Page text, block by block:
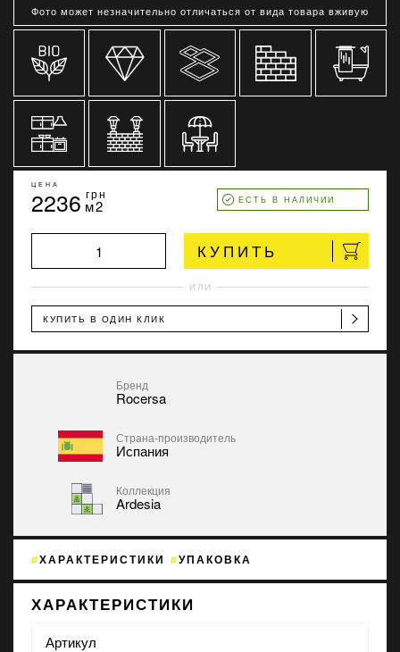
Фото может незначительно отличаться от вида товара вживую
ЦЕНА
2236 грн
м2 ЕСТЬ В НАЛИЧИИ
КУПИТЬ
ИЛИ
КУПИТЬ В ОДИН КЛИК
Бренд
Rocersa
Страна-производитель
Испания
Коллекция
Ardesia
ХАРАКТЕРИСТИКИ УПАКОВКА
ХАРАКТЕРИСТИКИ
Артикул